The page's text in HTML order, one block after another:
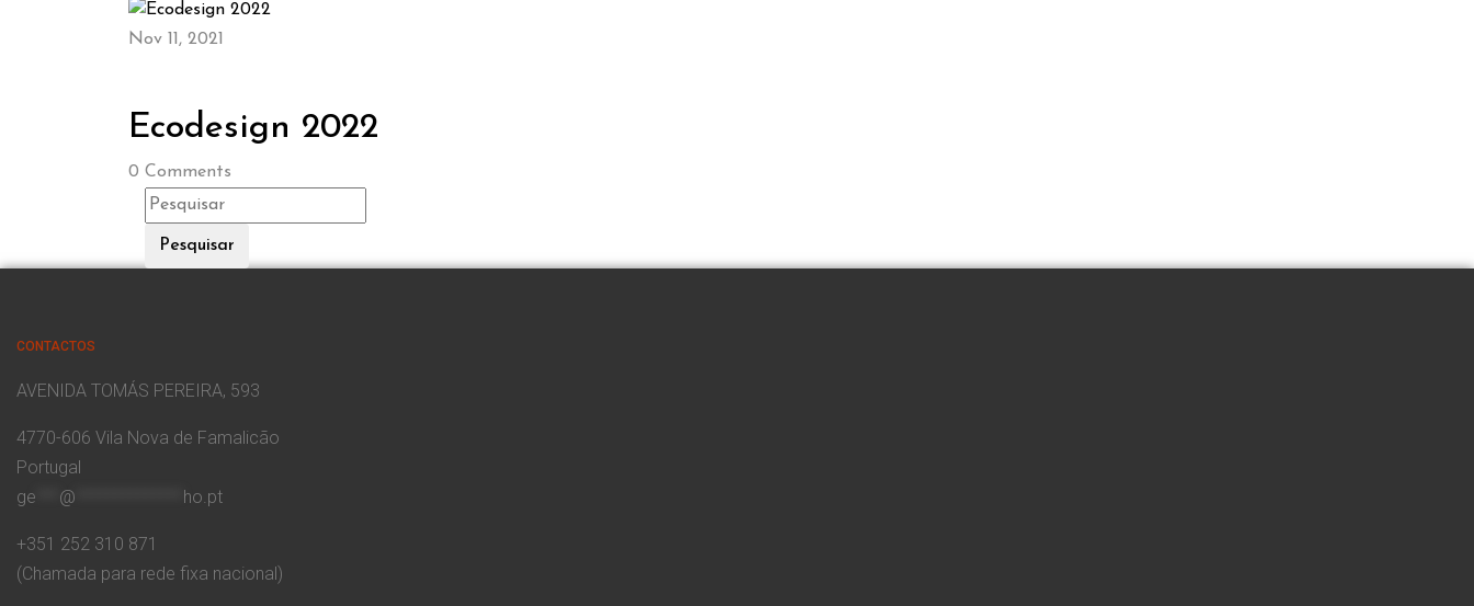
Nov 11, 2021
Ecodesign 2022
0 Comments
Pesquisar
CONTACTOS
AVENIDA TOMÁS PEREIRA, 593
4770-606 Vila Nova de Famalicão
Portugal
ge
@ ho.pt
+351 252 310 871
(Chamada para rede fixa nacional)